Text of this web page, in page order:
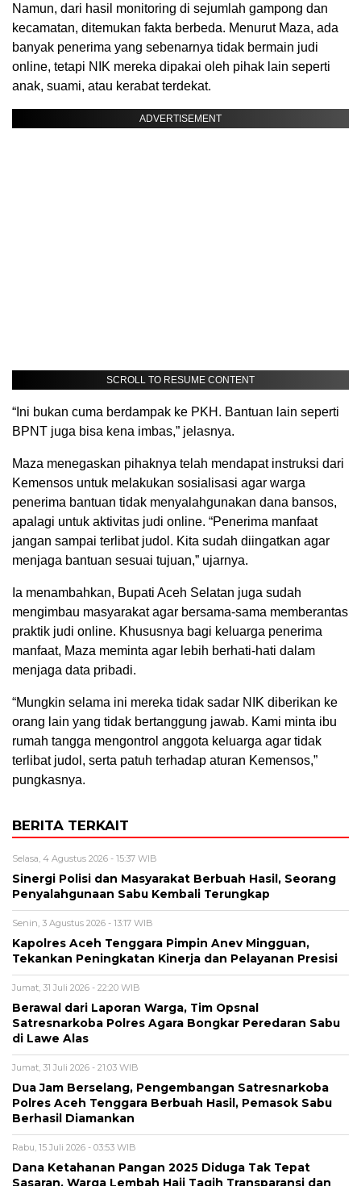
Namun, dari hasil monitoring di sejumlah gampong dan
kecamatan, ditemukan fakta berbeda. Menurut Maza, ada
banyak penerima yang sebenarnya tidak bermain judi
online, tetapi NIK mereka dipakai oleh pihak lain seperti
anak, suami, atau kerabat terdekat.
ADVERTISEMENT
SCROLL TO RESUME CONTENT
“Ini bukan cuma berdampak ke PKH. Bantuan lain seperti
BPNT juga bisa kena imbas,” jelasnya.
Maza menegaskan pihaknya telah mendapat instruksi dari
Kemensos untuk melakukan sosialisasi agar warga
penerima bantuan tidak menyalahgunakan dana bansos,
apalagi untuk aktivitas judi online. “Penerima manfaat
jangan sampai terlibat judol. Kita sudah diingatkan agar
menjaga bantuan sesuai tujuan,” ujarnya.
Ia menambahkan, Bupati Aceh Selatan juga sudah
mengimbau masyarakat agar bersama-sama memberantas
praktik judi online. Khususnya bagi keluarga penerima
manfaat, Maza meminta agar lebih berhati-hati dalam
menjaga data pribadi.
“Mungkin selama ini mereka tidak sadar NIK diberikan ke
orang lain yang tidak bertanggung jawab. Kami minta ibu
rumah tangga mengontrol anggota keluarga agar tidak
terlibat judol, serta patuh terhadap aturan Kemensos,”
pungkasnya.
BERITA TERKAIT
Selasa, 4 Agustus 2026 - 15:37 WIB
Sinergi Polisi dan Masyarakat Berbuah Hasil, Seorang
Penyalahgunaan Sabu Kembali Terungkap
Senin, 3 Agustus 2026 - 13:17 WIB
Kapolres Aceh Tenggara Pimpin Anev Mingguan,
Tekankan Peningkatan Kinerja dan Pelayanan Presisi
Jumat, 31 Juli 2026 - 22:20 WIB
Berawal dari Laporan Warga, Tim Opsnal
Satresnarkoba Polres Agara Bongkar Peredaran Sabu
di Lawe Alas
Jumat, 31 Juli 2026 - 21:03 WIB
Dua Jam Berselang, Pengembangan Satresnarkoba
Polres Aceh Tenggara Berbuah Hasil, Pemasok Sabu
Berhasil Diamankan
Rabu, 15 Juli 2026 - 03:53 WIB
Dana Ketahanan Pangan 2025 Diduga Tak Tepat
Sasaran, Warga Lembah Haji Tagih Transparansi dan